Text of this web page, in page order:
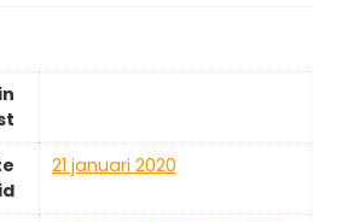
21 januari 2020